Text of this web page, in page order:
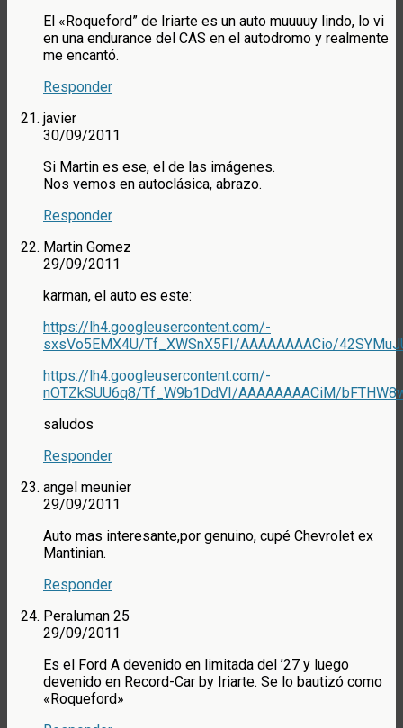
El «Roqueford” de Iriarte es un auto muuuuy lindo, lo vi
en una endurance del CAS en el autodromo y realmente
me encantó.
Responder
javier
30/09/2011
Si Martin es ese, el de las imágenes.
Nos vemos en autoclásica, abrazo.
Responder
Martin Gomez
29/09/2011
karman, el auto es este:
https://lh4.googleusercontent.com/-
sxsVo5EMX4U/Tf_XWSnX5FI/AAAAAAAACio/
https://lh4.googleusercontent.com/-
nOTZkSUU6q8/Tf_W9b1DdVI/AAAAAAAACiM/
saludos
Responder
angel meunier
29/09/2011
Auto mas interesante,por genuino, cupé Chevrolet ex
Mantinian.
Responder
Peraluman 25
29/09/2011
Es el Ford A devenido en limitada del ’27 y luego
devenido en Record-Car by Iriarte. Se lo bautizó como
«Roqueford»